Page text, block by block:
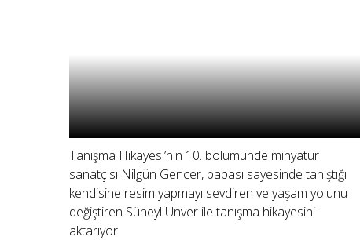
Tanışma Hikayesi’nin 10. bölümünde minyatür
sanatçısı Nilgün Gencer, babası sayesinde tanıştığı
kendisine resim yapmayı sevdiren ve yaşam yolunu
değiştiren Süheyl Ünver ile tanışma hikayesini
aktarıyor.